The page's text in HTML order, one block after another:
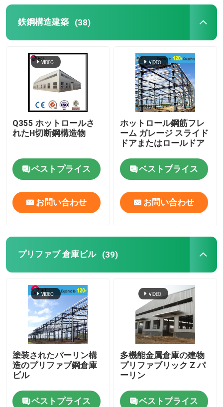
製品
工場 ツアー
品質管理
ニュース
事件
引金 を 求め て ください
鉄骨構造の研修会
鉄鋼構造建築
プリファブ 倉庫ビル
畜産農場
鉄鋼構造建築 (38)
Q355 ホットロールさ
れたH切断鋼構造物
ベストプライス
お問い合わせ
ホットロール鋼筋フレ
ーム ガレージ スライド
ドアまたはロールドア
ベストプライス
お問い合わせ
プリファブ 倉庫ビル (39)
塗装されたパーリン構
造のプリファブ鋼倉庫
ビル
ベストプライス
多機能金属倉庫の建物
プリファブリック Z パ
ーリン
ベストプライス